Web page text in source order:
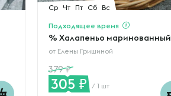
Ср Чт Пт Сб Вс
Подходящее время
% Халапеньо маринованный
от Елены Гришиной
379
305 / 1 шт